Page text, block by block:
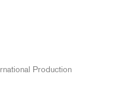
Production